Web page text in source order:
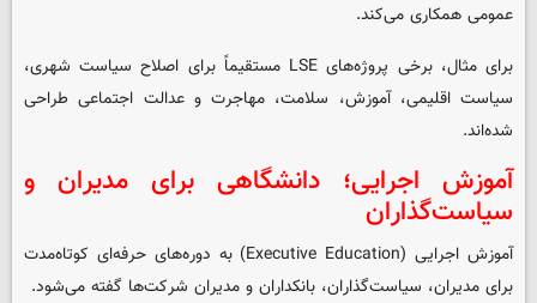
عمومی همکاری می‌کند.
برای مثال، برخی پروژه‌های LSE مستقیماً برای اصلاح سیاست شهری،
سیاست اقلیمی، آموزش، سلامت، مهاجرت و عدالت اجتماعی طراحی
شده‌اند.
آموزش اجرایی؛ دانشگاهی برای مدیران و
سیاست‌گذاران
آموزش اجرایی (Executive Education) به دوره‌های حرفه‌ای کوتاه‌مدت
برای مدیران، سیاست‌گذاران، بانکداران و مدیران شرکت‌ها گفته می‌شود.